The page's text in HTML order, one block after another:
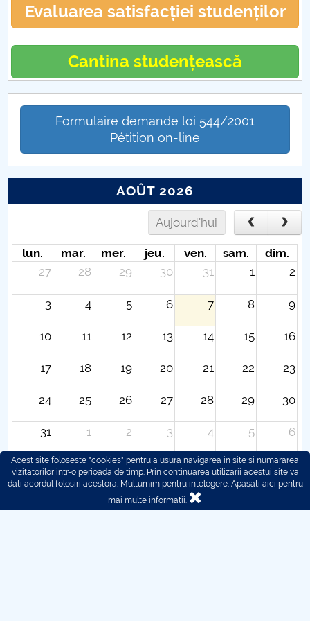
Evaluarea satisfacției studenților
Cantina studențească
Formulaire demande loi 544/2001
Pétition on-line
AOÛT 2026
Aujourd'hui
lun. mar. mer. jeu. ven. sam.
dim.
27
28 29 30 31 1 2
3 4 5 6 7 8 9
10 11 12 13 14 15 16
17 18 19 20 21 22 23
24 25 26 27 28 29 30
31 1 2 3 4 5 6
Acest site foloseste "cookies" pentru a usura navigarea in site si numararea
vizitatorilor intr-o perioada de timp. Prin continuarea utilizarii acestui site va
dati acordul folosiri acestora. Multumim pentru intelegere. Apasati aici pentru
mai multe informatii.